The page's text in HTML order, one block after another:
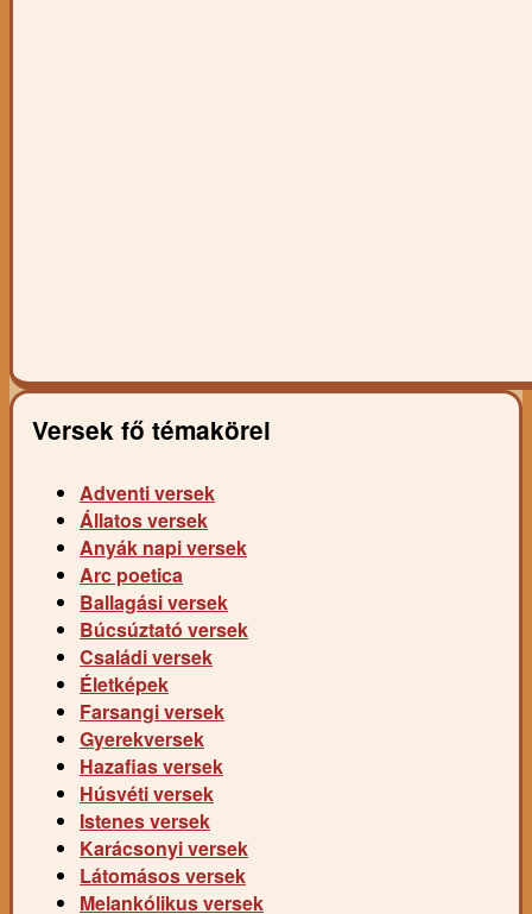
Versek fő témakörei
Adventi versek
Állatos versek
Anyák napi versek
Arc poetica
Ballagási versek
Búcsúztató versek
Családi versek
Életképek
Farsangi versek
Gyerekversek
Hazafias versek
Húsvéti versek
Istenes versek
Karácsonyi versek
Látomásos versek
Melankólikus versek